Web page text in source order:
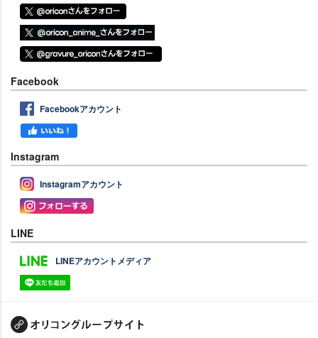
Facebook
Facebookアカウント
Instagram
Instagramアカウント
LINE
LINEアカウントメディア